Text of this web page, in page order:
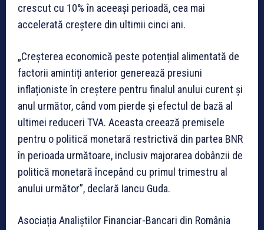
crescut cu 10% în aceeași perioadă, cea mai
accelerată creștere din ultimii cinci ani.
„Creșterea economică peste potențial alimentată de
factorii amintiți anterior generează presiuni
inflaționiste în creștere pentru finalul anului curent și
anul următor, când vom pierde și efectul de bază al
ultimei reduceri TVA. Aceasta creează premisele
pentru o politică monetară restrictivă din partea BNR
în perioada următoare, inclusiv majorarea dobânzii de
politică monetară începând cu primul trimestru al
anului următor”, declară Iancu Guda.
Asociația Analiștilor Financiar-Bancari din România